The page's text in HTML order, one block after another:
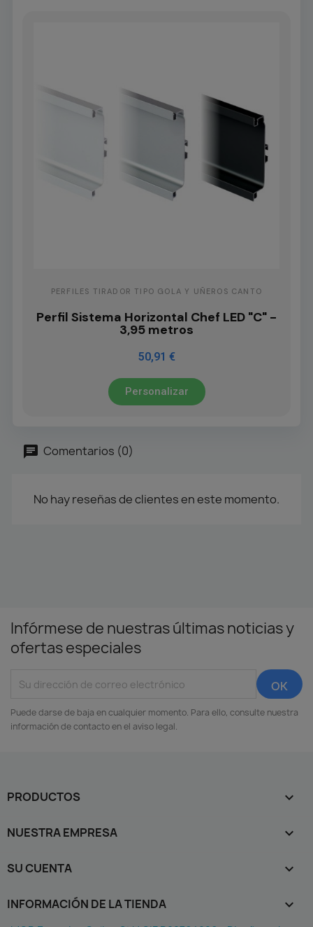
PERFILES TIRADOR TIPO GOLA Y UÑEROS CANTO
Perfil Sistema Horizontal Chef LED "C" -
3,95 metros
50,91 €
Personalizar
Comentarios (0)
No hay reseñas de clientes en este momento.
Infórmese de nuestras últimas noticias y
ofertas especiales
Puede darse de baja en cualquier momento. Para ello, consulte nuestra
información de contacto en el aviso legal.
PRODUCTOS 
NUESTRA EMPRESA 
SU CUENTA 
INFORMACIÓN DE LA TIENDA keyboard_arrow_down